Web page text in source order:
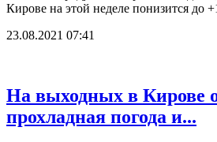
Кирове на этой неделе понизится до
23.08.2021 07:41
На выходных в Кирове
прохладная погода и...